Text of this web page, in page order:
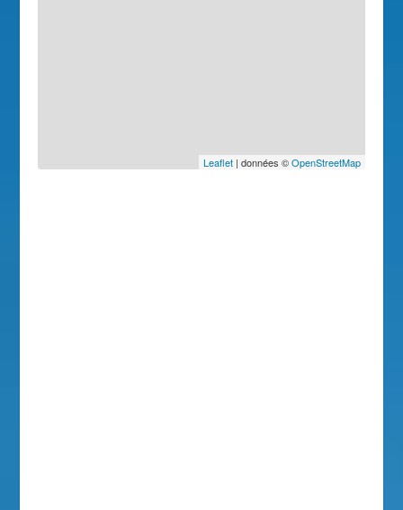
Leaflet| données ©OpenStreetMap